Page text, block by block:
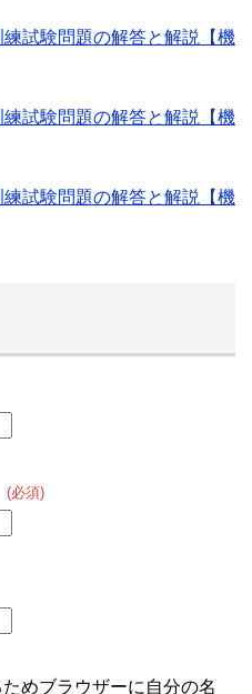
練試験問題の解答と解説【機
練試験問題の解答と解説【機
練試験問題の解答と解説【機
(必須)
めブラウザーに自分の名